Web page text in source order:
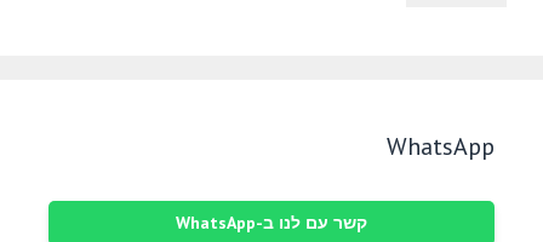
WhatsApp
קשר עם לנו ב-WhatsApp